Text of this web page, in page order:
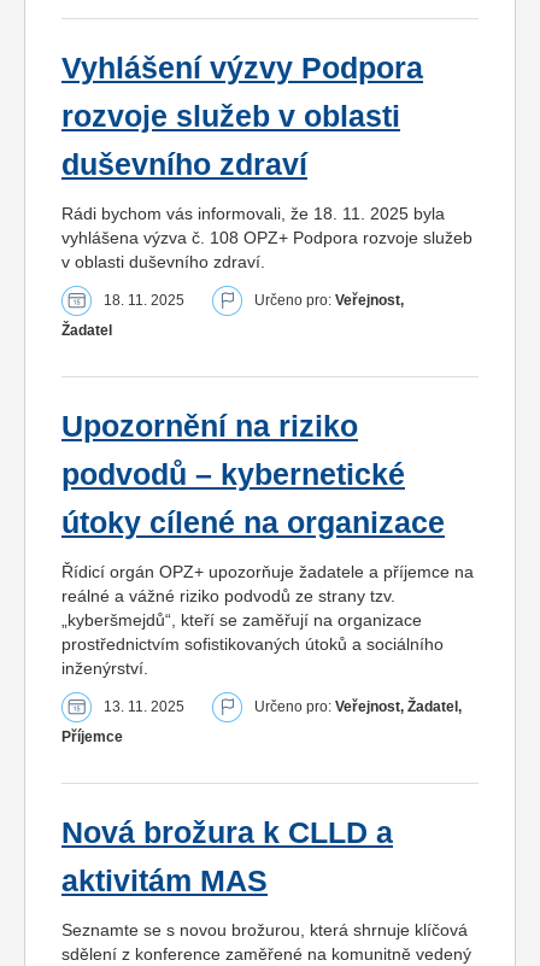
Vyhlášení výzvy Podpora
rozvoje služeb v oblasti
duševního zdraví
Rádi bychom vás informovali, že 18. 11. 2025 byla
vyhlášena výzva č. 108 OPZ+ Podpora rozvoje služeb
v oblasti duševního zdraví.
18. 11. 2025 Určeno pro: Veřejnost,
Žadatel
Upozornění na riziko
podvodů – kybernetické
útoky cílené na organizace
Řídicí orgán OPZ+ upozorňuje žadatele a příjemce na
reálné a vážné riziko podvodů ze strany tzv.
„kyberšmejdů“, kteří se zaměřují na organizace
prostřednictvím sofistikovaných útoků a sociálního
inženýrství.
13. 11. 2025 Určeno pro: Veřejnost, Žadatel,
Příjemce
Nová brožura k CLLD a
aktivitám MAS
Seznamte se s novou brožurou, která shrnuje klíčová
sdělení z konference zaměřené na komunitně vedený